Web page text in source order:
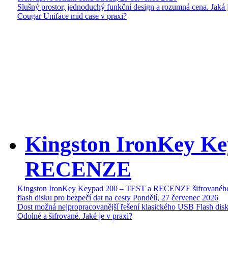
Slušný prostor, jednoduchý funkční design a rozumná cena. Jaká
Cougar Uniface mid case v praxi?
Kingston IronKey
RECENZE
Kingston IronKey Keypad 200 – TEST a RECENZE
flash disku pro bezpečí dat na cesty Pondělí, 27 červenec 2026
Dost možná nejpropracovanější řešení klasického USB Flash
Odolné a šifrované. Jaké je v praxi?